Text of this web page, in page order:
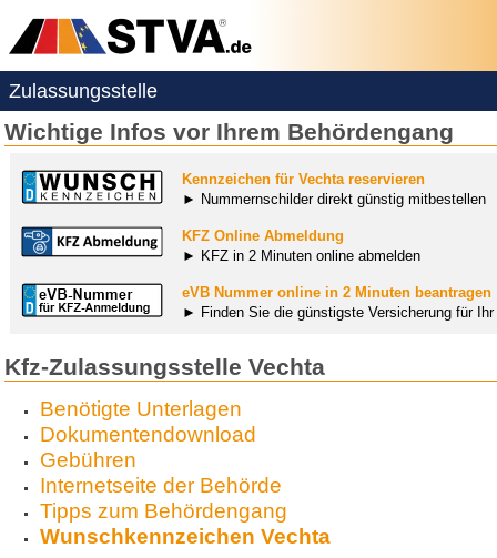
Zulassungsstelle
Wichtige Infos vor Ihrem Behördengang
Kennzeichen für Vechta reservieren
► Nummernschilder direkt günstig mitbestellen
KFZ Online Abmeldung
► KFZ in 2 Minuten online abmelden
eVB Nummer online in 2 Minuten beantragen
► Finden Sie die günstigste Versicherung für
Kfz-Zulassungsstelle Vechta
Benötigte Unterlagen
Dokumentendownload
Gebühren
Internetseite der Behörde
Tipps zum Behördengang
Wunschkennzeichen Vechta